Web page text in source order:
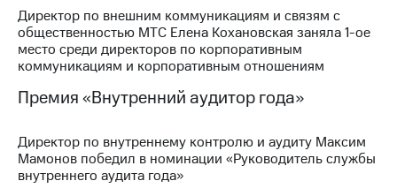
регионе
и акционерам
Корпоративное
управление
Корпоративный
Раскрытие
информации
Информация
Директор по внешним коммуникациям и связям с
общественностью МТС Елена Кохановская заняла 1-ое
место среди директоров по корпоративным
коммуникациям и корпоративным отношениям
Премия «Внутренний аудитор года»
Директор по внутреннему контролю и аудиту Максим
Мамонов победил в номинации «Руководитель службы
внутреннего аудита года»